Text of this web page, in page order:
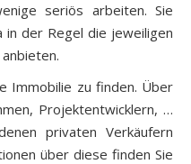
seriös arbeiten. Sie
in der Regel die jeweiligen
Immobilie zu finden. Über
Projektentwicklern, …
privaten Verkäufern
über diese finden Sie